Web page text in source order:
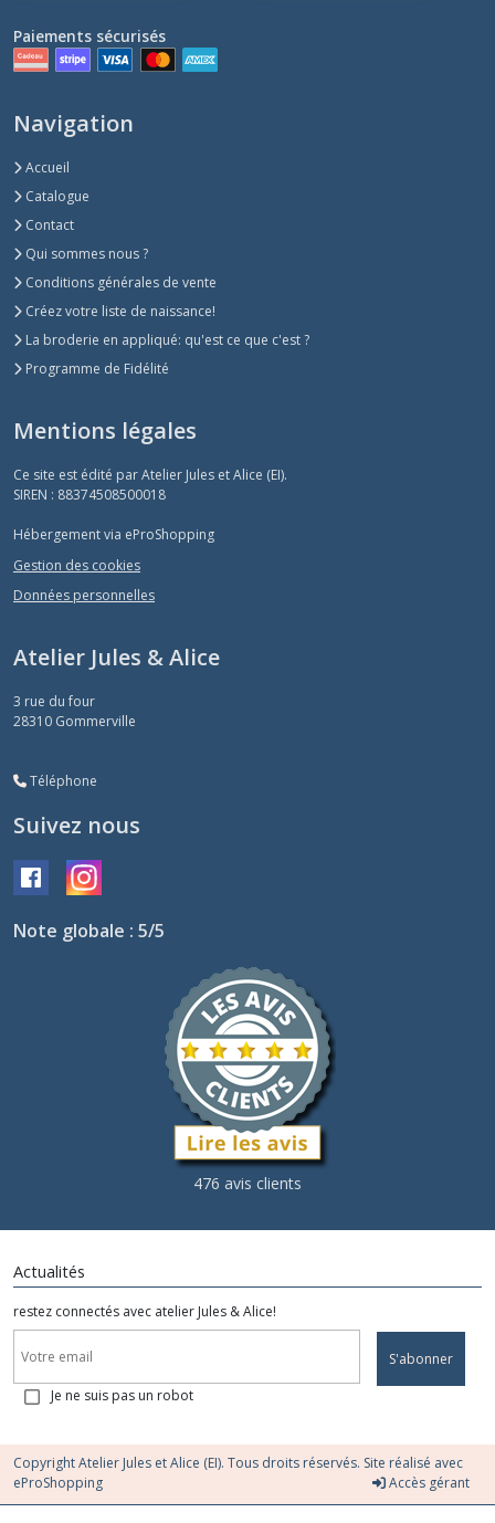
Paiements sécurisés
Navigation
Accueil
Catalogue
Contact
Qui sommes nous ?
Conditions générales de vente
Créez votre liste de naissance!
La broderie en appliqué: qu'est ce que c'est ?
Programme de Fidélité
Mentions légales
Ce site est édité par Atelier Jules et Alice (EI).
SIREN : 88374508500018
Hébergement via eProShopping
Gestion des cookies
Données personnelles
Atelier Jules & Alice
3 rue du four
28310 Gommerville
Téléphone
Suivez nous
Note globale : 5/5
476 avis clients
Actualités
restez connectés avec atelier Jules & Alice!
S'abonner
Je ne suis pas un robot
Copyright Atelier Jules et Alice (EI). Tous droits réservés. Site réalisé avec
eProShopping
Accès gérant